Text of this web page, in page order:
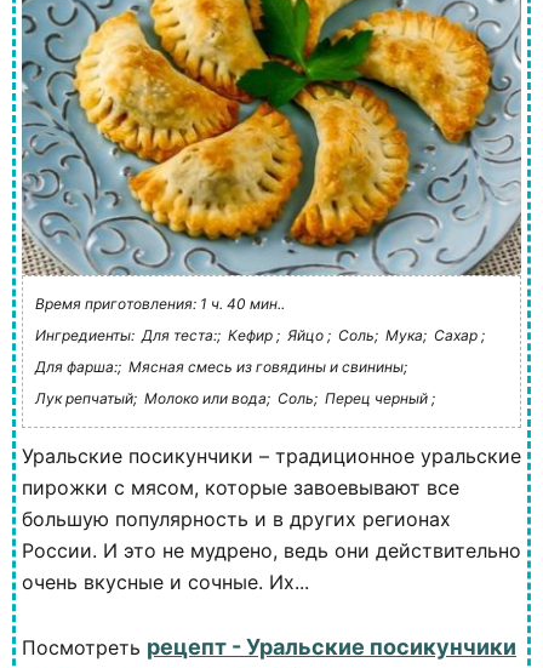
Время приготовления: 1 ч. 40 мин..
Ингредиенты: Для теста:; Кефир ; Яйцо ; Соль; Мука; Сахар ;
Для фарша:; Мясная смесь из говядины и свинины;
Лук репчатый; Молоко или вода; Соль; Перец черный ;
Уральские посикунчики – традиционное уральские
пирожки с мясом, которые завоевывают все
большую популярность и в других регионах
России. И это не мудрено, ведь они действительно
очень вкусные и сочные. Их...
Посмотреть рецепт - Уральские посикунчики